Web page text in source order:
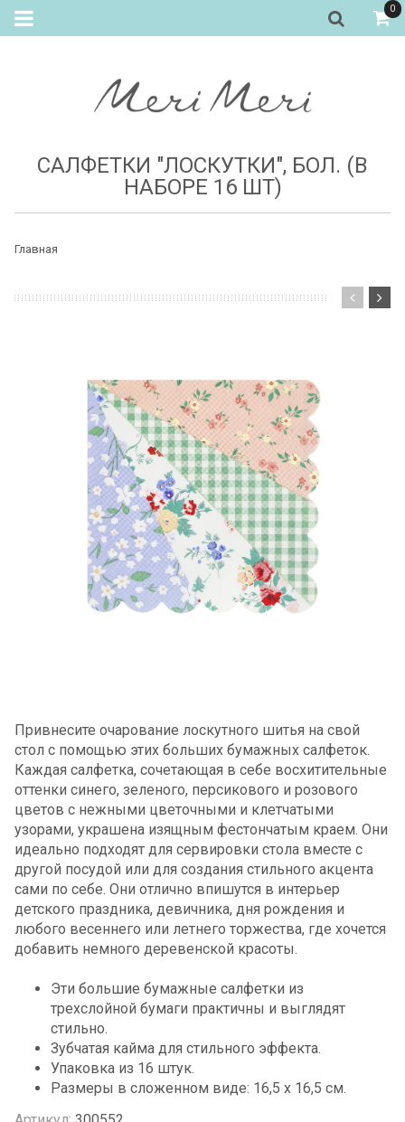
0
САЛФЕТКИ "ЛОСКУТКИ", БОЛ. (В
НАБОРЕ 16 ШТ)
Главная
Привнесите очарование лоскутного шитья на свой
стол с помощью этих больших бумажных салфеток.
Каждая салфетка, сочетающая в себе восхитительные
оттенки синего, зеленого, персикового и розового
цветов с нежными цветочными и клетчатыми
узорами, украшена изящным фестончатым краем. Они
идеально подходят для сервировки стола вместе с
другой посудой или для создания стильного акцента
сами по себе. Они отлично впишутся в интерьер
детского праздника, девичника, дня рождения и
любого весеннего или летнего торжества, где хочется
добавить немного деревенской красоты.
Эти большие бумажные салфетки из
трехслойной бумаги практичны и выглядят
стильно.
Зубчатая кайма для стильного эффекта.
Упаковка из 16 штук.
Размеры в сложенном виде: 16,5 x 16,5 см.